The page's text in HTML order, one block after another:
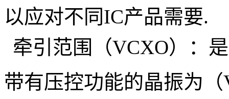
以应对不同IC产品需要.
牵引范围（VCXO）：
带有压控功能的晶振为